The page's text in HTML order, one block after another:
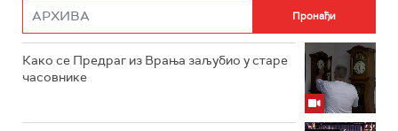
Како се Предраг из Врања заљубио у старе
часовнике